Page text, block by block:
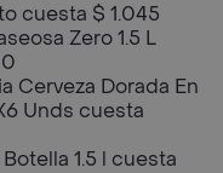
cuesta $ 1.045
Zero 1.5 L
Cerveza Dorada En
Unds cuesta
1.5 l cuesta